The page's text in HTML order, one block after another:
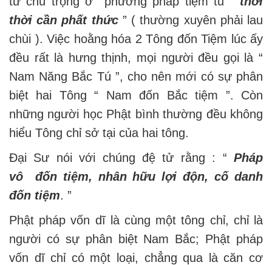
thời cần phất thức” ( thường xuyên phải lau
chùi ). Việc hoằng hóa 2 Tông đốn Tiệm lúc ấy
đều rất là hưng thịnh, mọi người đều gọi là “
Nam Năng Bắc Tú ”, cho nên mới có sự phân
biệt hai Tông “ Nam đốn Bắc tiệm ”. Còn
những người học Phật bình thường đều không
hiểu Tông chỉ sở tại của hai tông.
Đại Sư nói với chúng đệ tử rằng : “ Pháp
vô đốn tiệm, nhân hữu lợi độn, cố danh
đốn tiệm. ”
Phật pháp vốn dĩ là cùng một tông chỉ, chỉ là
người có sự phân biệt Nam Bắc; Phật pháp
vốn dĩ chỉ có một loại, chẳng qua là căn cơ